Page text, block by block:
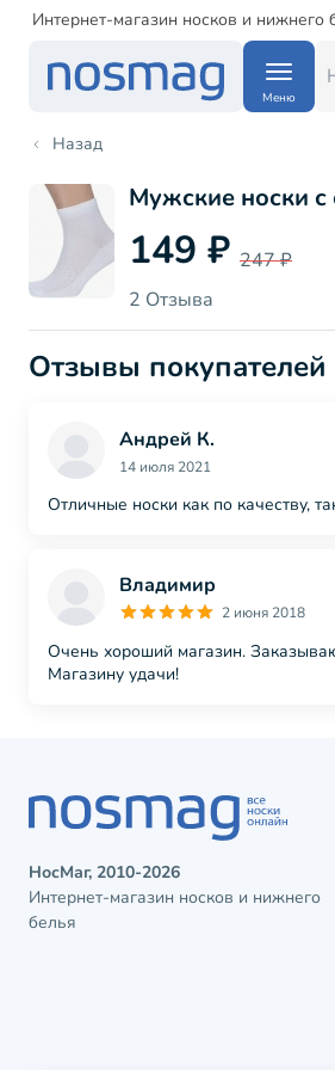
Интернет-магазин носков и нижнего
Меню
Назад
Мужские носки
149 ₽ 247 ₽
2 Отзыва
Отзывы
Андрей К.
14 июля 2021
Отличные носки как по качеству,
Владимир
2 июня 2018
Очень хороший магазин.
Магазину удачи!
НосМаг, 2010-2026
Интернет-магазин носков и нижнего
белья